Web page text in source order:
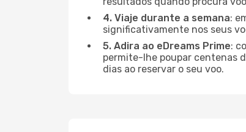
4. Viaje durante a semana:
significativamente nos seus
5. Adira ao eDreams Prime:
permite-lhe poupar centenas
dias ao reservar o seu voo.